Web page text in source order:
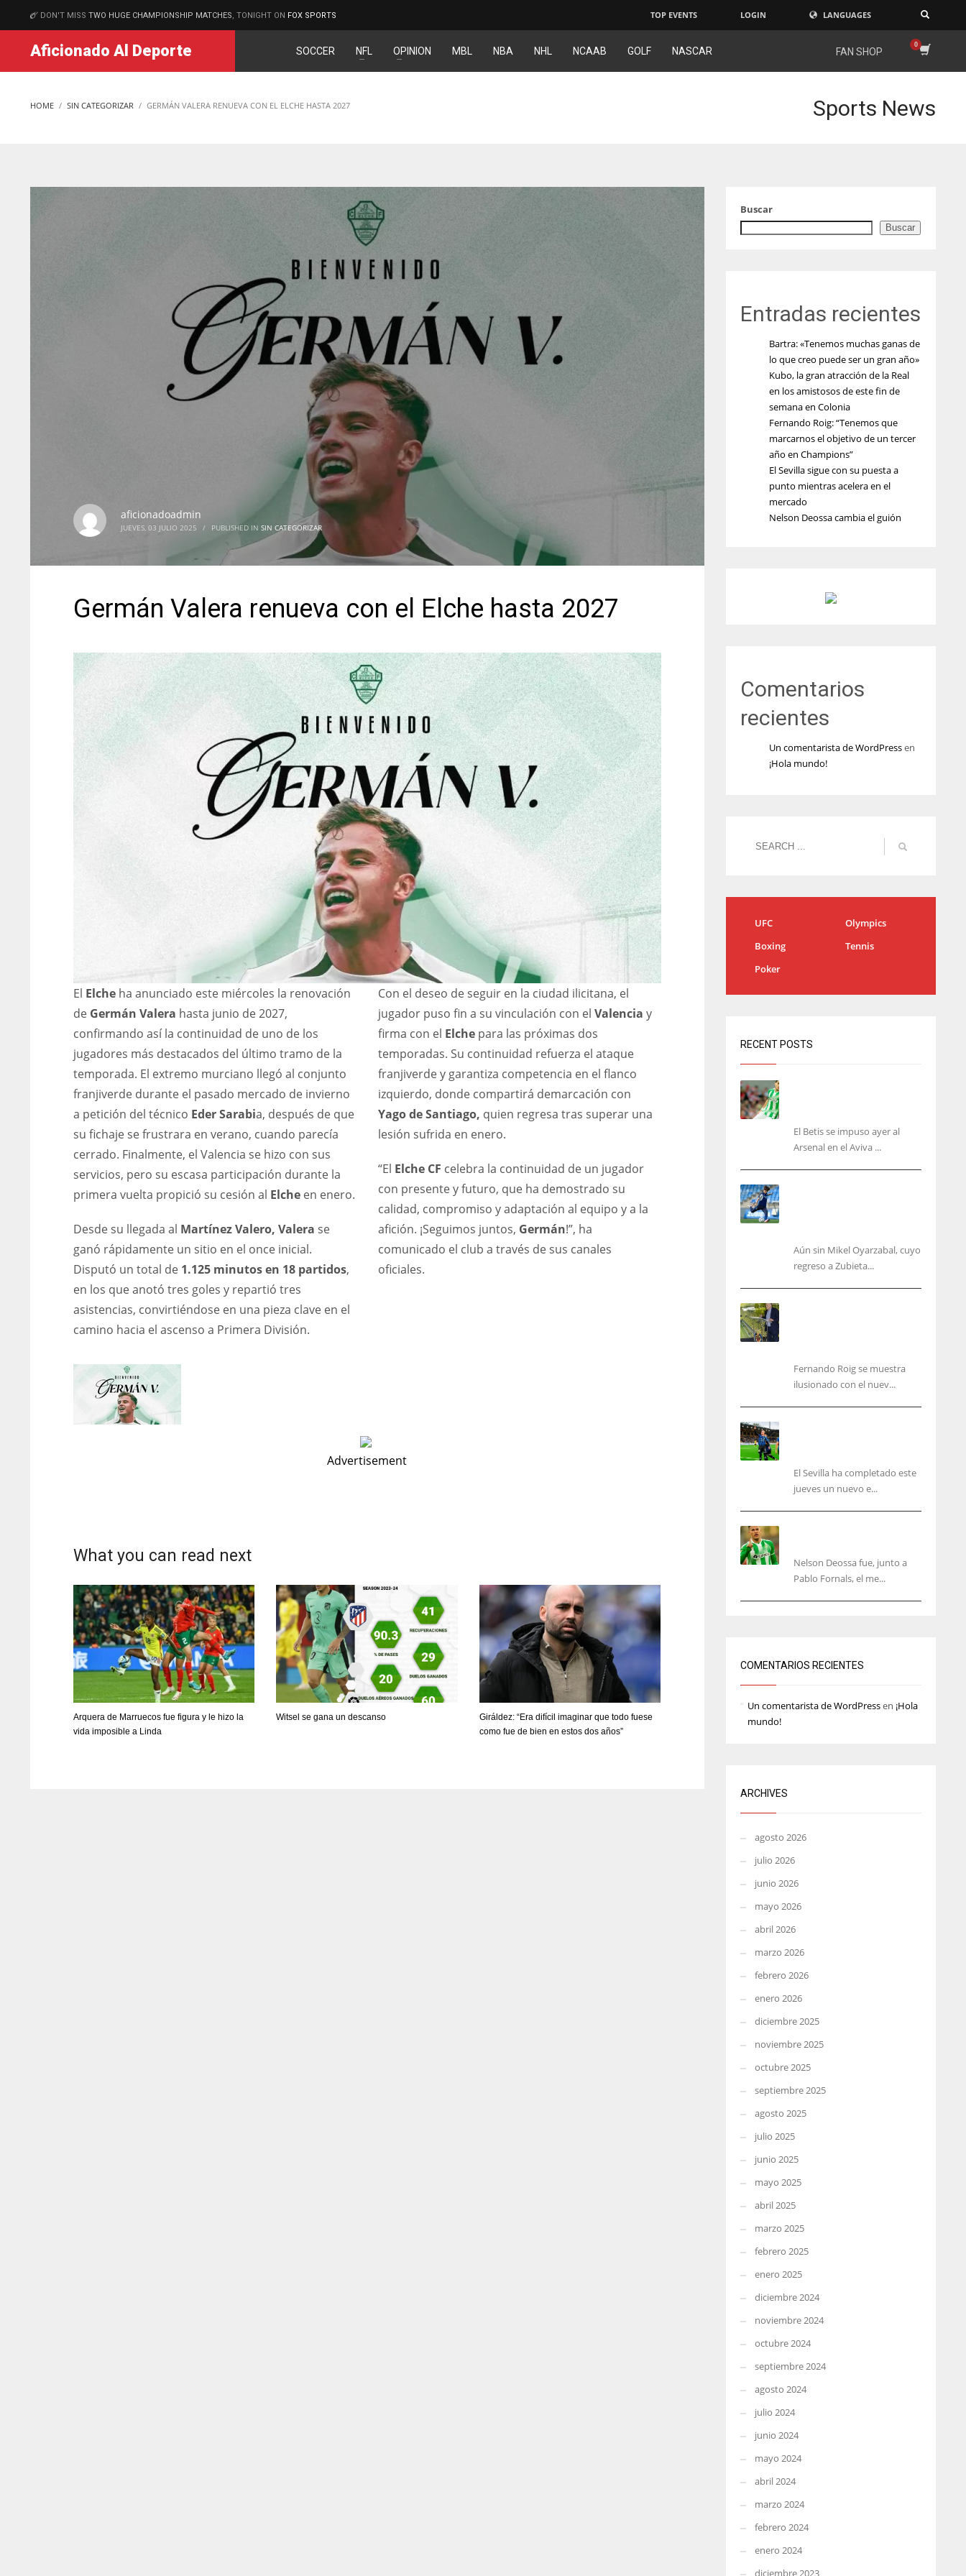
MATCHES
DAL
22
WSH
26
22
WSH
26
24
PIT
20
16
19
24
MIA
17
IND NYJ
DON'T MISS TWO HUGE CHAMPIONSHIP MATCHES , TONIGHT ON FOX SPORTS TOP EVENTS LOGIN LANGUAGES
Aficionado Al Deporte SOCCER NFL OPINION MBL NBA NHL NCAAB GOLF NASCAR FAN SHOP
HOME SIN CATEGORIZAR GERMÁN VALERA RENUEVA CON EL ELCHE HASTA 2027 Sports News
aficionadoadmin
JUEVES, 03 JULIO 2025 / PUBLISHED IN SIN CATEGORIZAR
Germán Valera renueva con el Elche hasta 2027
El Elche ha anunciado este miércoles la renovación
de Germán Valera hasta junio de 2027,
confirmando así la continuidad de uno de los
jugadores más destacados del último tramo de la
temporada. El extremo murciano llegó al conjunto
franjiverde durante el pasado mercado de invierno
a petición del técnico Eder Sarabia, después de que
su fichaje se frustrara en verano, cuando parecía
cerrado. Finalmente, el Valencia se hizo con sus
servicios, pero su escasa participación durante la
primera vuelta propició su cesión al Elche en enero.
Desde su llegada al Martínez Valero, Valera se
ganó rápidamente un sitio en el once inicial.
Disputó un total de 1.125 minutos en 18 partidos,
en los que anotó tres goles y repartió tres
asistencias, convirtiéndose en una pieza clave en el
camino hacia el ascenso a Primera División.
Con el deseo de seguir en la ciudad ilicitana, el
jugador puso fin a su vinculación con el Valencia y
firma con el Elche para las próximas dos
temporadas. Su continuidad refuerza el ataque
franjiverde y garantiza competencia en el flanco
izquierdo, donde compartirá demarcación con
Yago de Santiago, quien regresa tras superar una
lesión sufrida en enero.
“El Elche CF celebra la continuidad de un jugador
con presente y futuro, que ha demostrado su
calidad, compromiso y adaptación al equipo y a la
afición. ¡Seguimos juntos, Germán!”, ha
comunicado el club a través de sus canales
oficiales.
Advertisement
What you can read next
Arquera de Marruecos fue figura y le hizo la
vida imposible a Linda
Witsel se gana un descanso
Giráldez: “Era difícil imaginar que todo fuese
como fue de bien en estos dos años”
Buscar
Buscar
Entradas recientes
Bartra: «Tenemos muchas ganas de
lo que creo puede ser un gran año»
Kubo, la gran atracción de la Real
en los amistosos de este fin de
semana en Colonia
Fernando Roig: “Tenemos que
marcarnos el objetivo de un tercer
año en Champions”
El Sevilla sigue con su puesta a
punto mientras acelera en el
mercado
Nelson Deossa cambia el guión
Comentarios
recientes
Un comentarista de WordPressen
¡Hola mundo!
UFC
Olympics
Boxing
Tennis
Poker
RECENT POSTS
El Betis se impuso ayer al
Arsenal en el Aviva ...
Aún sin Mikel Oyarzabal, cuyo
regreso a Zubieta...
Fernando Roig se muestra
ilusionado con el nuev...
El Sevilla ha completado este
jueves un nuevo e...
Nelson Deossa fue, junto a
Pablo Fornals, el me...
COMENTARIOS RECIENTES
Un comentarista de WordPressen ¡Hola
mundo!
ARCHIVES
agosto 2026
julio 2026
junio 2026
mayo 2026
abril 2026
marzo 2026
febrero 2026
enero 2026
diciembre 2025
noviembre 2025
octubre 2025
septiembre 2025
agosto 2025
julio 2025
junio 2025
mayo 2025
abril 2025
marzo 2025
febrero 2025
enero 2025
diciembre 2024
noviembre 2024
octubre 2024
septiembre 2024
agosto 2024
julio 2024
junio 2024
mayo 2024
abril 2024
marzo 2024
febrero 2024
enero 2024
diciembre 2023